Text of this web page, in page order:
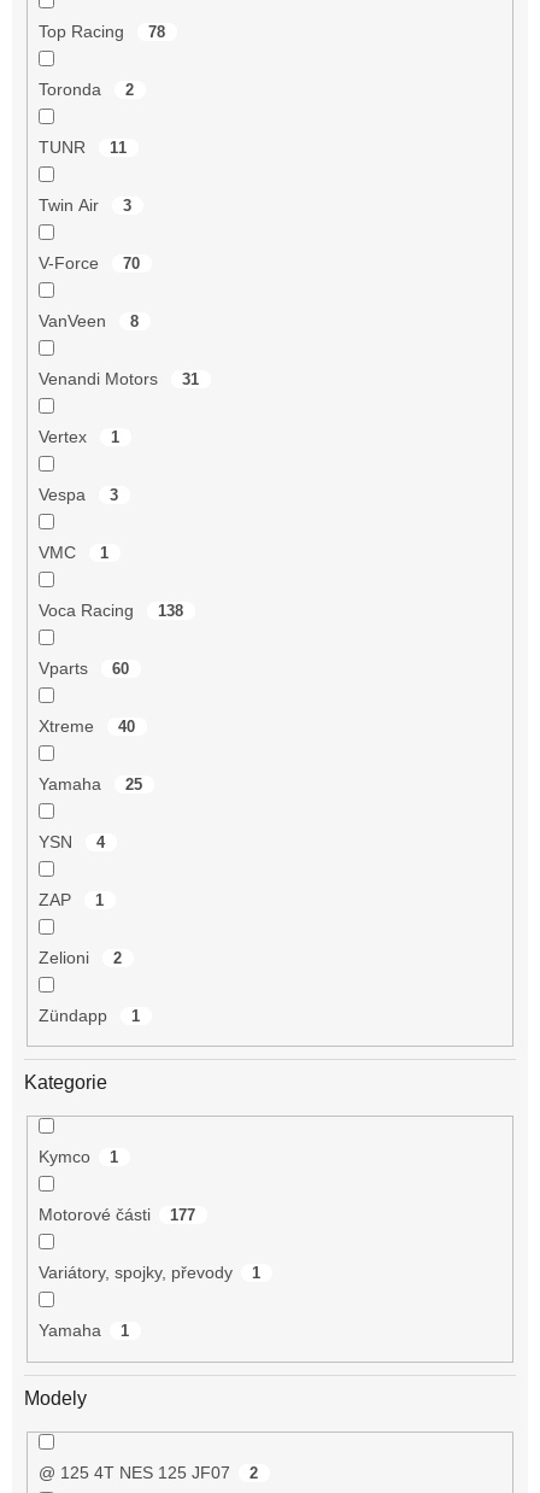
Top Racing 78
Toronda 2
TUNR 11
Twin Air 3
V-Force 70
VanVeen 8
Venandi Motors 31
Vertex 1
Vespa 3
VMC 1
Voca Racing 138
Vparts 60
Xtreme 40
Yamaha 25
YSN 4
ZAP 1
Zelioni 2
Zündapp 1
Kategorie
Kymco 1
Motorové části 177
Variátory, spojky, převody 1
Yamaha 1
Modely
@ 125 4T NES 125 JF07 2